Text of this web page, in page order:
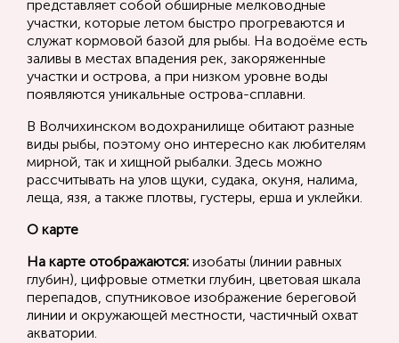
представляет собой обширные мелководные
участки, которые летом быстро прогреваются и
служат кормовой базой для рыбы. На водоёме есть
заливы в местах впадения рек, закоряженные
участки и острова, а при низком уровне воды
появляются уникальные острова-сплавни.
В Волчихинском водохранилище обитают разные
виды рыбы, поэтому оно интересно как любителям
мирной, так и хищной рыбалки. Здесь можно
рассчитывать на улов щуки, судака, окуня, налима,
леща, язя, а также плотвы, густеры, ерша и уклейки.
О карте
На карте отображаются: изобаты (линии равных
глубин), цифровые отметки глубин, цветовая шкала
перепадов, спутниковое изображение береговой
линии и окружающей местности, частичный охват
акватории.